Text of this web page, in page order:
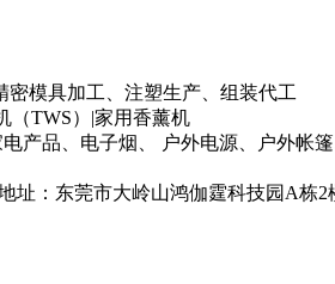
密模具加工、注塑生产、组装代工
（TWS）|家用香薰机
产品、电子烟、 户外电源、户外帐
址：东莞市大岭山鸿伽霆科技园A栋2